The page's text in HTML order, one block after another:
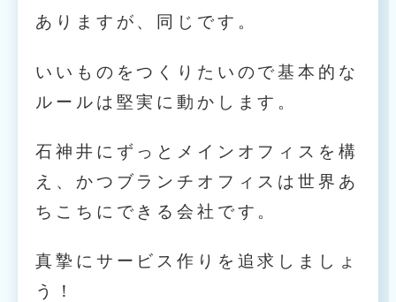
ありますが、同じです。
いいものをつくりたいので基本的な
ルールは堅実に動かします。
石神井にずっとメインオフィスを構
え、かつブランチオフィスは世界あ
ちこちにできる会社です。
真摯にサービス作りを追求しましょ
う！